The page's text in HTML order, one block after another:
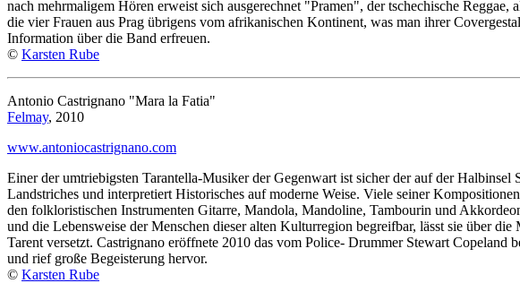
nach mehrmaligem Hören erweist sich ausgerechnet "Pramen", der tschechische
die vier Frauen aus Prag übrigens vom afrikanischen Kontinent, was man ihrer
Information über die Band erfreuen.
© Karsten Rube
Antonio Castrignano "Mara la Fatia"
Felmay, 2010
www.antoniocastrignano.com
Einer der umtriebigsten Tarantella-Musiker der Gegenwart ist sicher der auf der
Landstriches und interpretiert Historisches auf moderne Weise. Viele seiner
den folkloristischen Instrumenten Gitarre, Mandola, Mandoline, Tambourin und
und die Lebensweise der Menschen dieser alten Kulturregion begreifbar, lässt sie über
Tarent versetzt. Castrignano eröffnete 2010 das vom Police- Drummer Stewart
und rief große Begeisterung hervor.
© Karsten Rube